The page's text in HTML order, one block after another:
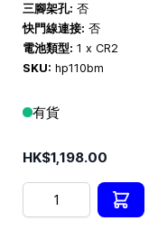
三腳架孔: 否
快門線連接: 否
電池類型: 1 x CR2
SKU: hp110bm
有貨
HK$1,198.00